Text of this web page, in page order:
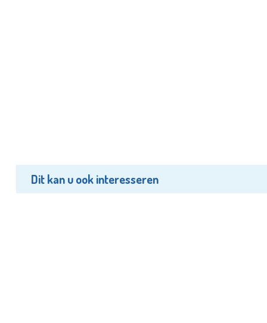
Dit kan u ook interesseren